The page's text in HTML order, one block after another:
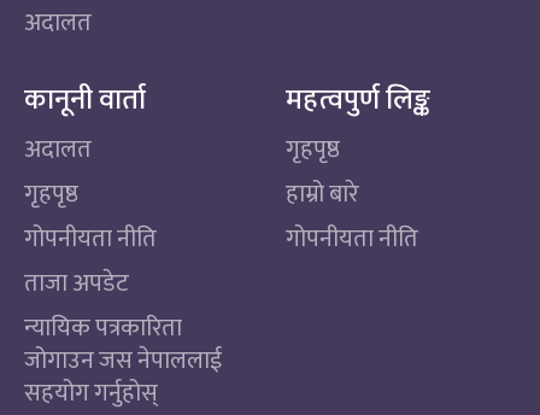
अदालत
कानूनी वार्ता
अदालत
गृहपृष्ठ
गोपनीयता नीति
ताजा अपडेट
न्यायिक पत्रकारिता
जोगाउन जस नेपाललाई
सहयोग गर्नुहोस्
महत्वपुर्ण लिङ्क
गृहपृष्ठ
हाम्रो बारे
गोपनीयता नीति